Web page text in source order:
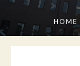
HOME